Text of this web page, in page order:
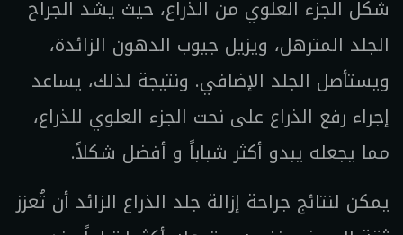
شكل الجزء العلوي من الذراع، حيث يشد الجراح
الجلد المترهل، ويزيل جيوب الدهون الزائدة،
ويستأصل الجلد الإضافي. ونتيجة لذلك، يساعد
إجراء رفع الذراع على نحت الجزء العلوي للذراع،
مما يجعله يبدو أكثر شباباً و أفضل شكلاً.
يمكن لنتائج جراحة إزالة جلد الذراع الزائد أن تُعزز